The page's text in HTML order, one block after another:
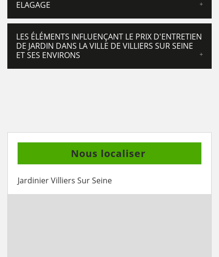
ELAGAGE
LES ÉLÉMENTS INFLUENÇANT LE PRIX D'ENTRETIEN
DE JARDIN DANS LA VILLE DE VILLIERS SUR SEINE
ET SES ENVIRONS
Nous localiser
Jardinier Villiers Sur Seine